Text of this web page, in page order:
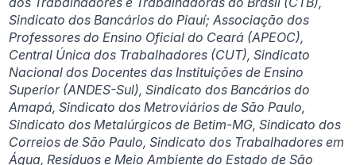
Sindicato dos Bancários do Piauí; Associação dos
Professores do Ensino Oficial do Ceará (APEOC),
Central Única dos Trabalhadores (CUT), Sindicato
Nacional dos Docentes das Instituições de Ensino
Superior (ANDES-Sul), Sindicato dos Bancários do
Amapá, Sindicato dos Metroviários de São Paulo,
Sindicato dos Metalúrgicos de Betim-MG, Sindicato dos
Correios de São Paulo, Sindicato dos Trabalhadores em
Água, Resíduos e Meio Ambiente do Estado de São